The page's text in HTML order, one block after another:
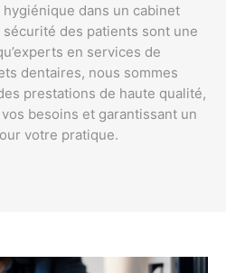
dans un cabinet
des patients sont une
en services de
dentaires, nous sommes
prestations de haute qualité,
besoins et garantissant un
votre pratique.